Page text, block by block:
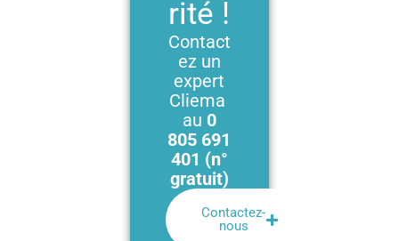
rité !
Contact
ez un
expert
Cliema
au 0
805 691
401 (n°
gratuit)
Contactez-
nous